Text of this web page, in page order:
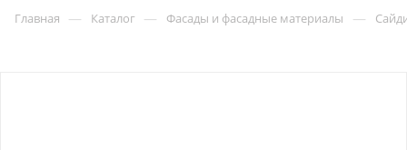
Главная — Каталог — Фасады и фасадные материалы —